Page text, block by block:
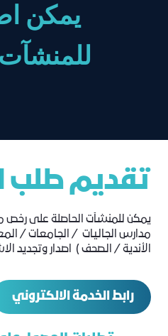
يمكن
تقديم طلب
يمكن للمنشآت الحاصلة على رخص
مدارس الجاليات / الجامعات /
الأندية / الصحف ) اصدار وتجديد
رابط الخدمة الالكتروني